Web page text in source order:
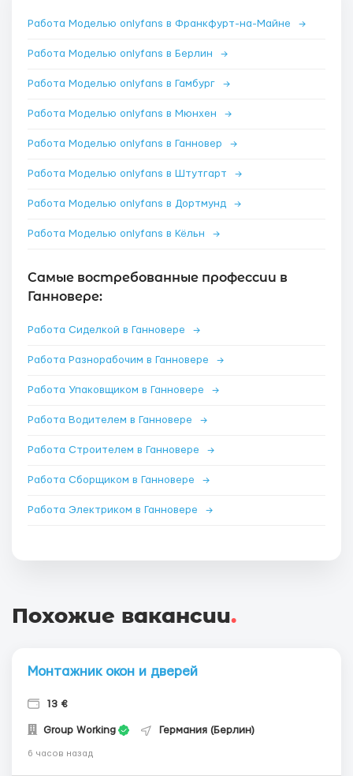
Работа Моделью onlyfans в Франкфурт-на-Майне →
Работа Моделью onlyfans в Берлин →
Работа Моделью onlyfans в Гамбург →
Работа Моделью onlyfans в Мюнхен →
Работа Моделью onlyfans в Ганновер →
Работа Моделью onlyfans в Штутгарт →
Работа Моделью onlyfans в Дортмунд →
Работа Моделью onlyfans в Кёльн →
Самые востребованные профессии в
Ганновере:
Работа Сиделкой в Ганновере →
Работа Разнорабочим в Ганновере →
Работа Упаковщиком в Ганновере →
Работа Водителем в Ганновере →
Работа Строителем в Ганновере →
Работа Сборщиком в Ганновере →
Работа Электриком в Ганновере →
Похожие вакансии.
Монтажник окон и дверей
13 €
Group Working Германия (Берлин)
6 часов назад